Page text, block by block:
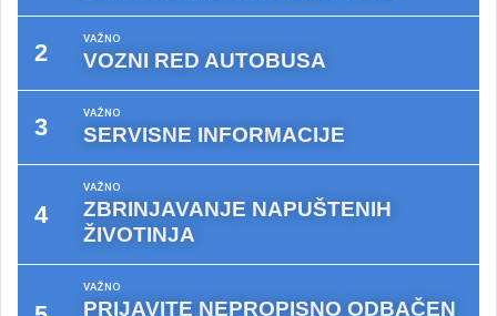
VAŽNO
VOZNI RED AUTOBUSA
VAŽNO
SERVISNE INFORMACIJE
VAŽNO
ZBRINJAVANJE NAPUŠTENIH
ŽIVOTINJA
VAŽNO
PRIJAVITE NEPROPISNO ODBAČEN